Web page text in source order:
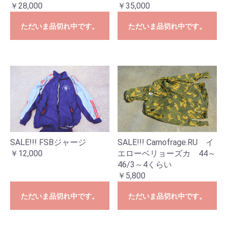
￥28,000
ただいま品切れ中です。
￥35,000
ただいま品切れ中です。
SALE!!! FSBジャージ
￥12,000
ただいま品切れ中です。
SALE!!! Camofrage.RU イ
エローベリョーズカ 44～
46/3～4くらい
￥5,800
ただいま品切れ中です。